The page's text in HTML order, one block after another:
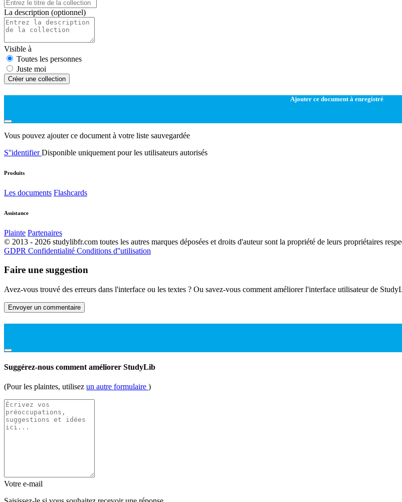
La description (optionnel)
Visible à
Toutes les personnes
Juste moi
Créer une collection
Ajouter ce document à enregistré
Vous pouvez ajouter ce document à votre liste sauvegardée
S''identifierDisponible uniquement pour les utilisateurs autorisés
Produits
Les documents Flashcards
Assistance
Plainte Partenaires
© 2013 - 2026 studylibfr.com toutes les autres marques déposées et droits d'auteur sont la propriété de leurs propriétaires
GDPR Confidentialité Conditions d''utilisation
Faire une suggestion
Avez-vous trouvé des erreurs dans l'interface ou les textes ? Ou savez-vous comment améliorer l'interface utilisateur de
Envoyer un commentaire
Suggérez-nous comment améliorer StudyLib
(Pour les plaintes, utilisez un autre formulaire )
Votre e-mail